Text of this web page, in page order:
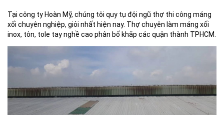
Tại công ty Hoàn Mỹ, chúng tôi quy tụ đội ngũ thợ thi công máng
xối chuyên nghiệp, giỏi nhất hiện nay. Thợ chuyên làm máng xối
inox, tôn, tole tay nghề cao phân bố khắp các quận thành TPHCM.